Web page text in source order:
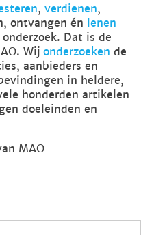
, verdienen,
ontvangen én lenen
Dat is de
Wij onderzoeken de
aanbieders en
in heldere,
honderden artikelen
doeleinden en